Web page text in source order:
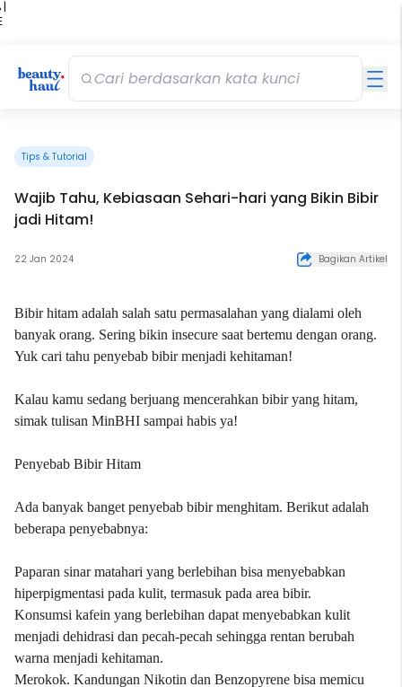
|
Tips & Tutorial
Wajib Tahu, Kebiasaan Sehari-hari yang Bikin Bibir
jadi Hitam!
22 Jan 2024 Bagikan Artikel
Bibir hitam adalah salah satu permasalahan yang dialami oleh
banyak orang. Sering bikin insecure saat bertemu dengan orang.
Yuk cari tahu penyebab bibir menjadi kehitaman!
Kalau kamu sedang berjuang mencerahkan bibir yang hitam,
simak tulisan MinBHI sampai habis ya!
Penyebab Bibir Hitam
Ada banyak banget penyebab bibir menghitam. Berikut adalah
beberapa penyebabnya:
Paparan sinar matahari yang berlebihan bisa menyebabkan
hiperpigmentasi pada kulit, termasuk pada area bibir.
Konsumsi kafein yang berlebihan dapat menyebabkan kulit
menjadi dehidrasi dan pecah-pecah sehingga rentan berubah
warna menjadi kehitaman.
Merokok. Kandungan Nikotin dan Benzopyrene bisa memicu